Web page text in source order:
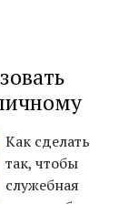
Как сделать
так, чтобы
служебная